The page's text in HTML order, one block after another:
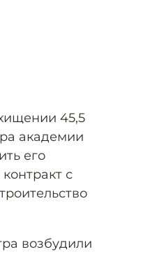
45,5
академии
его
с
возбудили